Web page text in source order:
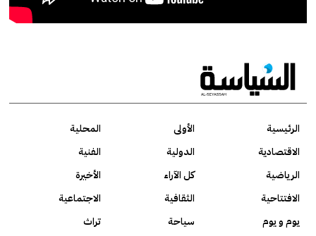
الرئيسية الأولى
المحلية
الاقتصادية
الدولية
الفنية
الرياضية
كل الآراء
الأخيرة
الافتتاحية
الثقافية
الاجتماعية
يوم و يوم
سياحة
تراث